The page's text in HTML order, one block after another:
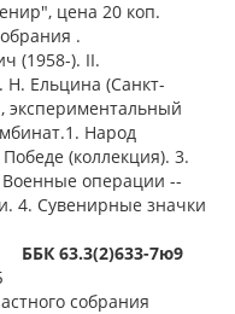
цена 20 коп.
.
(1958-). II.
Н. Ельцина (Санкт-
экспериментальный
Народ
(коллекция). 3.
Военные операции --
4. Сувенирные значки
ББК 63.3(2)633-7ю9
собрания